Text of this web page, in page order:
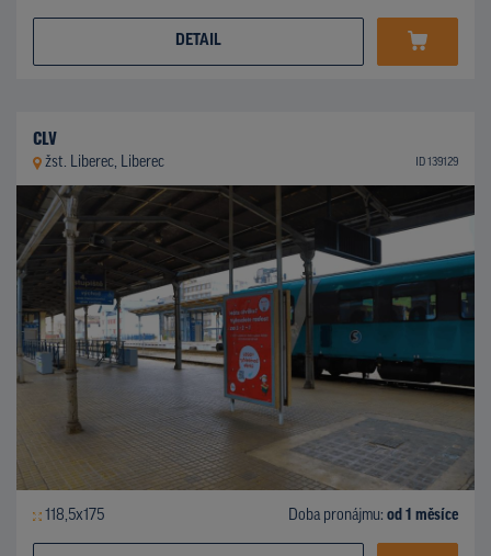
DETAIL
CLV
žst. Liberec, Liberec ID 139129
118,5x175 Doba pronájmu: od 1 měsíce